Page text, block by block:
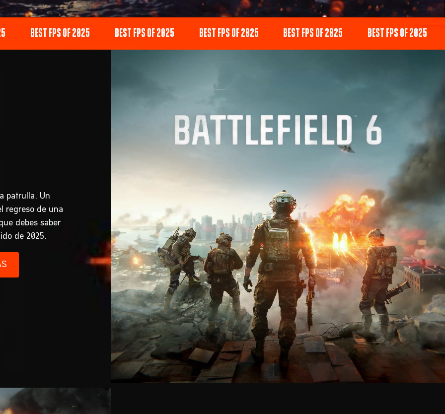
patrulla. Un
regreso de una
debes saber
de 2025.